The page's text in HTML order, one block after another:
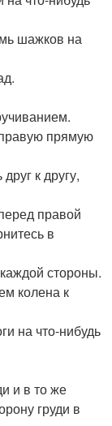
шажков на
прямую
к другу,
правой
в
стороны.
колена к
на что-нибудь
и в то же
груди в